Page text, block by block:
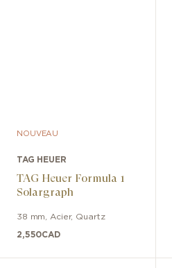
NOUVEAU
TAG HEUER
TAG Heuer Formula 1
Solargraph
38 mm Acier, Quartz
2,550CAD